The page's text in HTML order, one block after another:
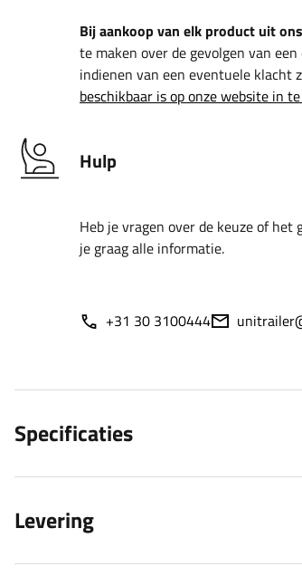
Bij aankoop van elk product uit
te maken over de gevolgen van
indienen van een eventuele klacht
beschikbaar is op onze website in
Hulp
Heb je vragen over de keuze of
je graag alle informatie.
+31 30 3100444
Specificaties
Levering